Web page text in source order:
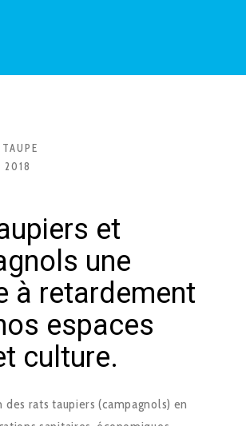
2018
et
une
à retardement
espaces
culture.
rats taupiers (campagnols) en